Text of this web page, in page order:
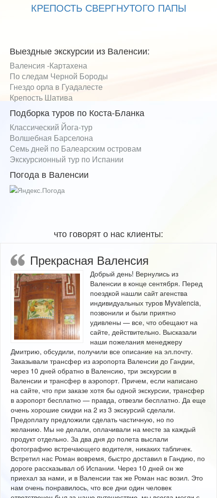
КРЕПОСТЬ СВЕРГНУТОГО ПАПЫ
Выездные экскурсии из Валенсии:
Валенсия -Картахена
По следам Черной Бороды
Гнездо орла в Гуадалесте
Крепость Шатива
Подборка туров по Коста-Бланка
Классический Йога-тур
Волшебная Барселона
Семь дней по Балеарским островам
Экскурсионный тур по Испании
Погода в Валенсии
что говорят о нас клиенты:
Прекрасная Валенсия
Добрый день! Вернулись из
Валенсии в конце сентября. Перед
поездкой нашли сайт агенства
индивидуальных туров Myvalencia,
позвонили и были приятно
удивлены — все, что обещают на
сайте, действительно. Высказали
наши пожелания менеджеру
Дмитрию, обсудили, получили все описание на эл.почту.
Заказывали трансфер из аэропорта Валенсии до Гандии,
через 10 дней обратно в Валенсию, три экскурсии в
Валенсии и трансфер в аэропорт. Причем, если написано
на сайте, что при заказе хотя бы одной экскурсии, трансфер
в аэропорт бесплатно — правда, отвезли бесплатно. Да еще
очень хорошие скидки на 2 из 3 экскурсий сделали.
Предоплату предложили сделать частичную, но по
желанию. Мы не делали, оплачивали на месте за каждый
продукт отдельно. За два дня до полета выслали
фотографию встречающего водителя, никаких табличек.
Встретил нас Роман вовремя, быстро доставил в Гандию, по
дороге рассказывал об Испании. Через 10 дней он же
приехал за нами, и в Валенсии так же Роман нас возил. Это
нам очень понравилось, что все дни один человек